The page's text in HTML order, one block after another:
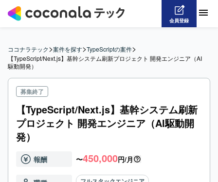
会員登録
ココナラテック>案件を探す>TypeScriptの案件>
【TypeScript/Next.js】基幹システム刷新プロジェクト 開発エンジニア（AI
駆動開発）
募集終了
【TypeScript/Next.js】基幹システム刷新
プロジェクト 開発エンジニア（AI駆動開
発）
報酬 〜450,000円/月